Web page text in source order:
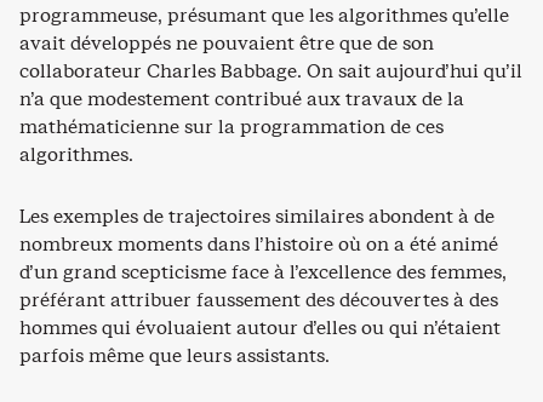
programmeuse, présumant que les algorithmes qu’elle
avait développés ne pouvaient être que de son
collaborateur Charles Babbage. On sait aujourd’hui qu’il
n’a que modestement contribué aux travaux de la
mathématicienne sur la programmation de ces
algorithmes.
Les exemples de trajectoires similaires abondent à de
nombreux moments dans l’histoire où on a été animé
d’un grand scepticisme face à l’excellence des femmes,
préférant attribuer faussement des découvertes à des
hommes qui évoluaient autour d’elles ou qui n’étaient
parfois même que leurs assistants.